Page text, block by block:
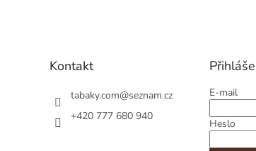
Kontakt
tabaky.com@seznam.cz
+420 777 680 940
E-mail
Heslo